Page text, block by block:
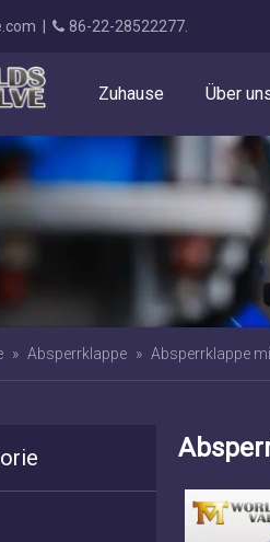
 86-22-28522277.
Zuhause Über
» Absperrklappe » Absperrklappe